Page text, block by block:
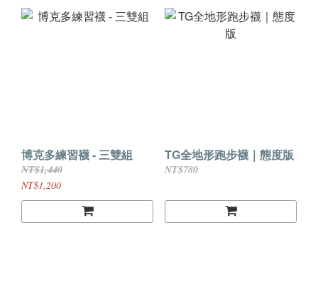
博克多練習襪 - 三雙組
NT$1,440
NT$1,200
TG全地形跑步襪｜態度版
NT$780